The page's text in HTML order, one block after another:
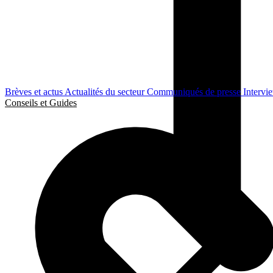
Brèves et actus Actualités du secteurCommuniqués de presse
Conseils et Guides